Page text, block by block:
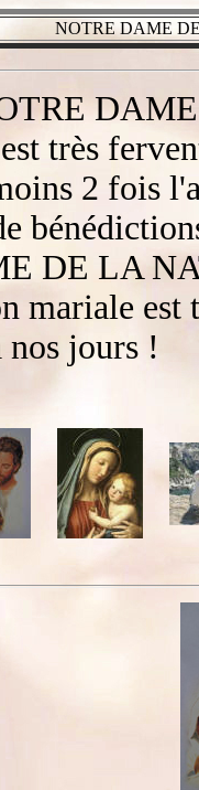
NOTRE DAME
très
2 fois
DE LA
mariale est
nos jours !